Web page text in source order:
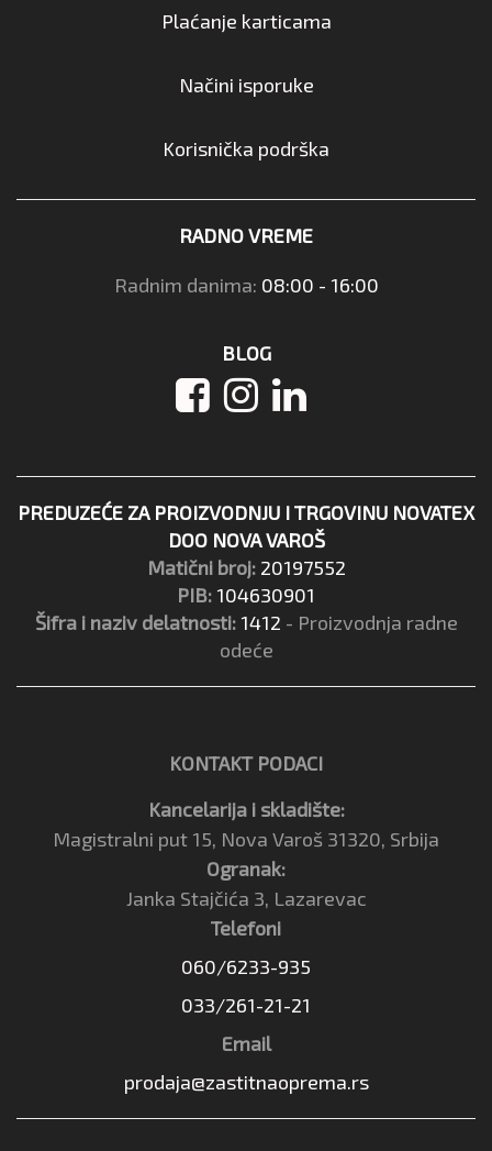
Plaćanje karticama
Načini isporuke
Korisnička podrška
RADNO VREME
Radnim danima: 08:00 - 16:00
BLOG
PREDUZEĆE ZA PROIZVODNJU I TRGOVINU NOVATEX
DOO NOVA VAROŠ
Matični broj: 20197552
PIB: 104630901
Šifra i naziv delatnosti: 1412 - Proizvodnja radne
odeće
KONTAKT PODACI
Kancelarija i skladište:
Magistralni put 15, Nova Varoš 31320, Srbija
Ogranak:
Janka Stajčića 3, Lazarevac
Telefoni
060/6233-935
033/261-21-21
Email
prodaja@zastitnaoprema.rs